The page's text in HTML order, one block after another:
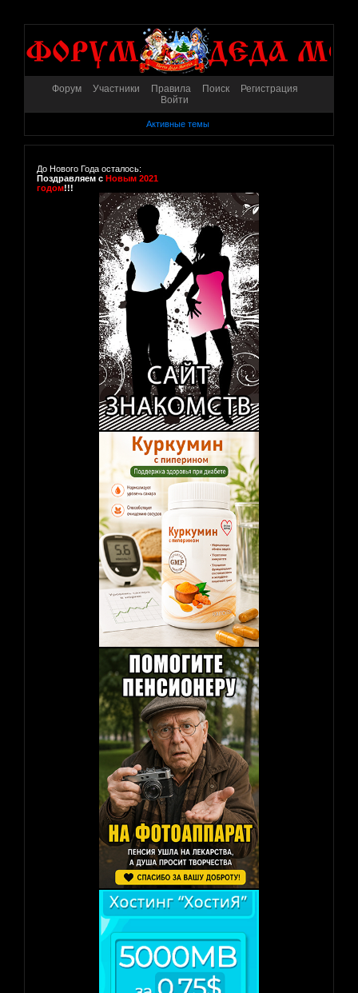
Форум Участники Правила Поиск
Регистрация
Войти
Активные темы
До Нового Года осталось:
Поздравляем с Новым 2021
годом!!!